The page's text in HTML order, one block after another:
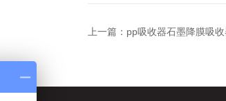
上一篇： pp吸收器石墨降膜吸